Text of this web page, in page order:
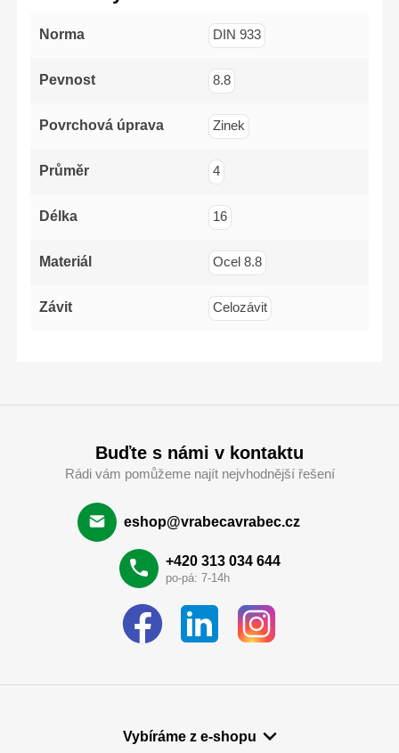
PZ1x100mm,
PZ2x125mm
Norma DIN 933
Pevnost 8.8
Povrchová úprava Zinek
Průměr 4
Délka 16
Materiál Ocel 8.8
Závit Celozávit
Buďte s námi v kontaktu
Rádi vám pomůžeme najít nejvhodnější řešení
eshop@vrabecavrabec.cz
+420 313 034 644
po-pá: 7-14h
Vybíráme z e-shopu